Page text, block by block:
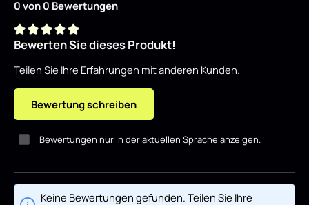
0 von 0 Bewertungen
Durchschnittliche Bewertung von 0 von 5 Sternen
Bewerten Sie dieses Produkt!
Teilen Sie Ihre Erfahrungen mit anderen Kunden.
Bewertung schreiben
Bewertungen nur in der aktuellen Sprache anzeigen.
Keine Bewertungen gefunden. Teilen Sie Ihre